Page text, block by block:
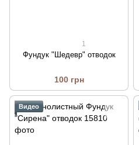
1
Фундук "Шедевр" отводок
100 грн
Видео